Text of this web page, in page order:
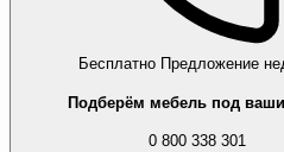
Бесплатно Предложение
Подберём мебель под
0 800 338 301